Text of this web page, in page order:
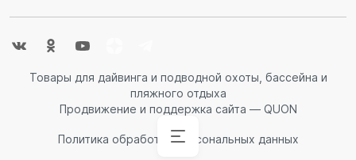
Аксессуары Ножи,
Аксессуары Ласты
Спасательные
Аксессуары Очки
ГидрокостюмыОбувь
ГидрокостюмыСнаряжение
ГермопродукцияКомбинезоны
Товары для дайвинга и подводной охоты, бассейна и
пляжного отдыха
Продвижение и поддержка сайта — QUON
Политика обработки персональных данных